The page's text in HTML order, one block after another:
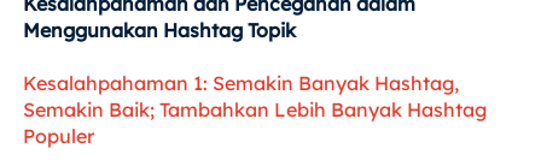
Menggunakan Hashtag Topik
Kesalahpahaman 1: Semakin Banyak Hashtag,
Semakin Baik; Tambahkan Lebih Banyak Hashtag
Populer